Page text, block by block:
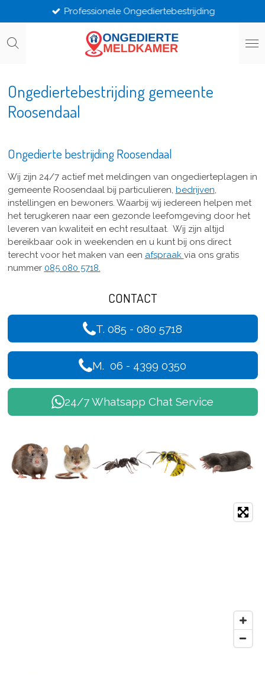
direct
naar
Professionele Ongediertebestrijding
Ongediertebestrijding gemeente
Roosendaal
Ongedierte bestrijding Roosendaal
Wij zijn 24/7 actief met meldingen van ongedierteplagen in
gemeente Roosendaal bij particulieren, bedrijven,
instellingen en bewoners. Waarbij wij iedereen helpen met
het terugkeren naar een gezonde leefomgeving door het
leveren van kwaliteit en echt resultaat. Wij zijn altijd
bereikbaar ook in weekenden en u kunt bij ons direct
terecht voor het maken van een afspraak via ons gratis
nummer 085 080 5718.
CONTACT
T. 085 - 080 5718
M. 06 - 4399 0350
24/7 Whatsapp Chat Service